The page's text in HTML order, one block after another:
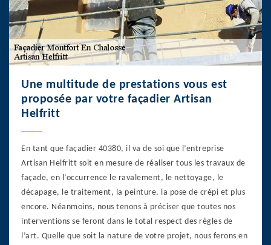
Une multitude de prestations vous est
proposée par votre façadier Artisan
Helfritt
En tant que façadier 40380, il va de soi que l’entreprise
Artisan Helfritt soit en mesure de réaliser tous les travaux de
façade, en l’occurrence le ravalement, le nettoyage, le
décapage, le traitement, la peinture, la pose de crépi et plus
encore. Néanmoins, nous tenons à préciser que toutes nos
interventions se feront dans le total respect des règles de
l’art. Quelle que soit la nature de votre projet, nous ferons en